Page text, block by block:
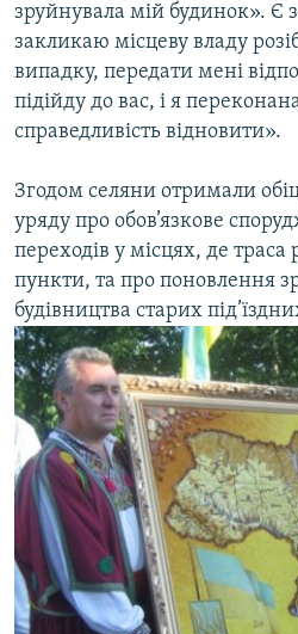
зруйнувала мій будинок». Є
закликаю місцеву владу
випадку, передати мені
підійду до вас, і я
справедливість відновити».
Згодом селяни отримали
уряду про обов’язкове
переходів у місцях, де траса
пункти, та про поновлення
будівництва старих